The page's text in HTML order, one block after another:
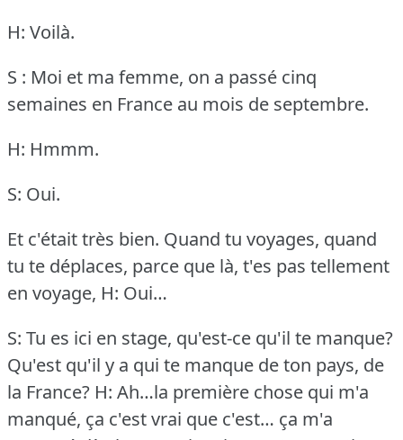
H: Voilà.
S : Moi et ma femme, on a passé cinq
semaines en France au mois de septembre.
H: Hmmm.
S: Oui.
Et c'était très bien. Quand tu voyages, quand
tu te déplaces, parce que là, t'es pas tellement
en voyage, H: Oui…
S: Tu es ici en stage, qu'est-ce qu'il te manque?
Qu'est qu'il y a qui te manque de ton pays, de
la France? H: Ah…la première chose qui m'a
manqué, ça c'est vrai que c'est… ça m'a